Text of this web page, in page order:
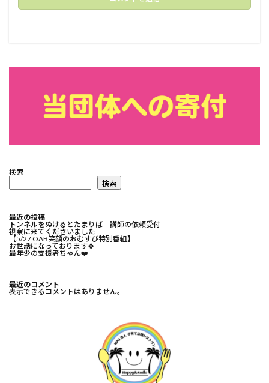
検索
検索
最近の投稿
トンネルをぬけるとたまりば 講師の依頼受付
視察に来てくださいました
【5/27 OAB笑顔のおむすび特別番組】
お世話になっております🍀⁡
最年少の支援者ちゃん❤️⁡
最近のコメント
表示できるコメントはありません。